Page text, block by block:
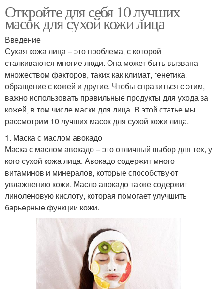
Откройте для себя 10 лучших
масок для сухой кожи лица
Введение
Сухая кожа лица – это проблема, с которой
сталкиваются многие люди. Она может быть вызвана
множеством факторов, таких как климат, генетика,
обращение с кожей и другие. Чтобы справиться с этим,
важно использовать правильные продукты для ухода за
кожей, в том числе маски для лица. В этой статье мы
рассмотрим 10 лучших масок для сухой кожи лица.
1. Маска с маслом авокадо
Маска с маслом авокадо – это отличный выбор для тех, у
кого сухой кожа лица. Авокадо содержит много
витаминов и минералов, которые способствуют
увлажнению кожи. Масло авокадо также содержит
линоленовую кислоту, которая помогает улучшить
барьерные функции кожи.